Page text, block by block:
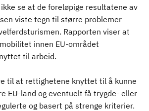
ikke se at de foreløpige resultatene av
viste tegn til større problemer
Rapporten viser at
innen EU-området
til arbeid.
til at rettighetene knyttet til å kunne
EU-land og eventuelt få trygde- eller
og basert på strenge kriterier.